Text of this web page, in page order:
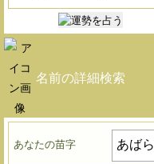
名前の詳細検索
あなたの苗字